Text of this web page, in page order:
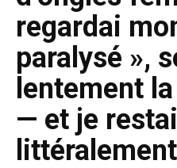
regardai
paralysé »,
lentement
— et je restai